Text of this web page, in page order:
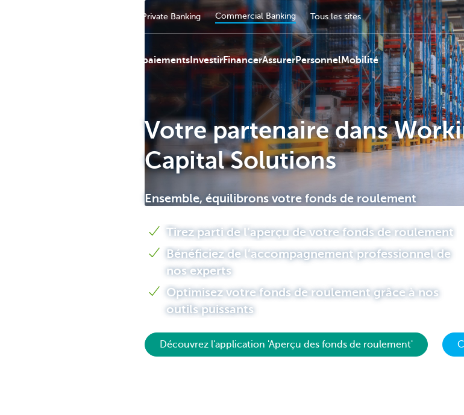
Private Banking Commercial Banking Tous les sites
Services de paiementsInvestirFinancerAssurerPersonnelMobilité
Votre partenaire dans
Capital Solutions
­­Ensemble, équilibrons votre fonds de roulement
Tirez parti de l’aperçu de votre fonds de roulement
Bénéficiez de l’accompagnement professionnel de
nos experts
Optimisez votre fonds de roulement grâce à nos
outils puissants
Découvrez l'application 'Aperçu des fonds de roulement'